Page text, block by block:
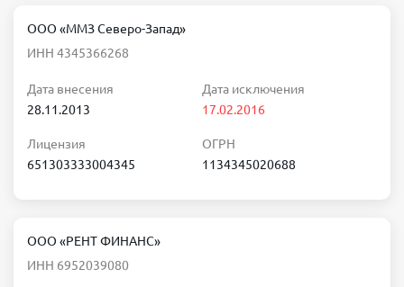
ООО «ММЗ Северо-Запад»
ИНН 4345366268
Дата внесения
28.11.2013
Дата исключения
17.02.2016
Лицензия
651303333004345
ОГРН
1134345020688
ООО «РЕНТ ФИНАНС»
ИНН 6952039080